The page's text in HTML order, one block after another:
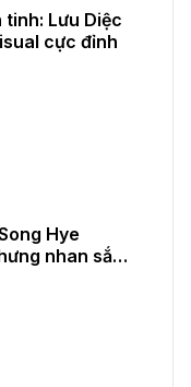
Lưu Diệc
cực đỉnh
Hye
nhan sắc